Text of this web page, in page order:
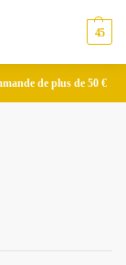
45
de plus de 50 €